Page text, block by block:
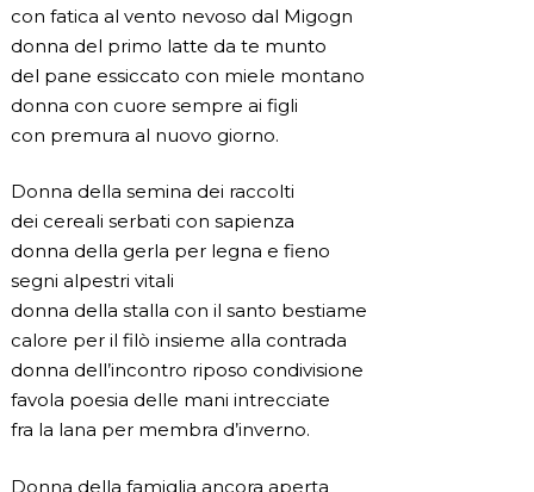
con fatica al vento nevoso dal Migogn
donna del primo latte da te munto
del pane essiccato con miele montano
donna con cuore sempre ai figli
con premura al nuovo giorno.
Donna della semina dei raccolti
dei cereali serbati con sapienza
donna della gerla per legna e fieno
segni alpestri vitali
donna della stalla con il santo bestiame
calore per il filò insieme alla contrada
donna dell’incontro riposo condivisione
favola poesia delle mani intrecciate
fra la lana per membra d’inverno.
Donna della famiglia ancora aperta